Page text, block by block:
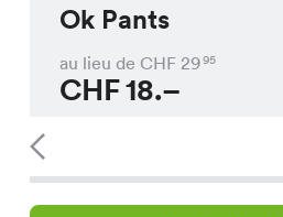
Ok Pants
au lieu de CHF 2995
CHF18.–